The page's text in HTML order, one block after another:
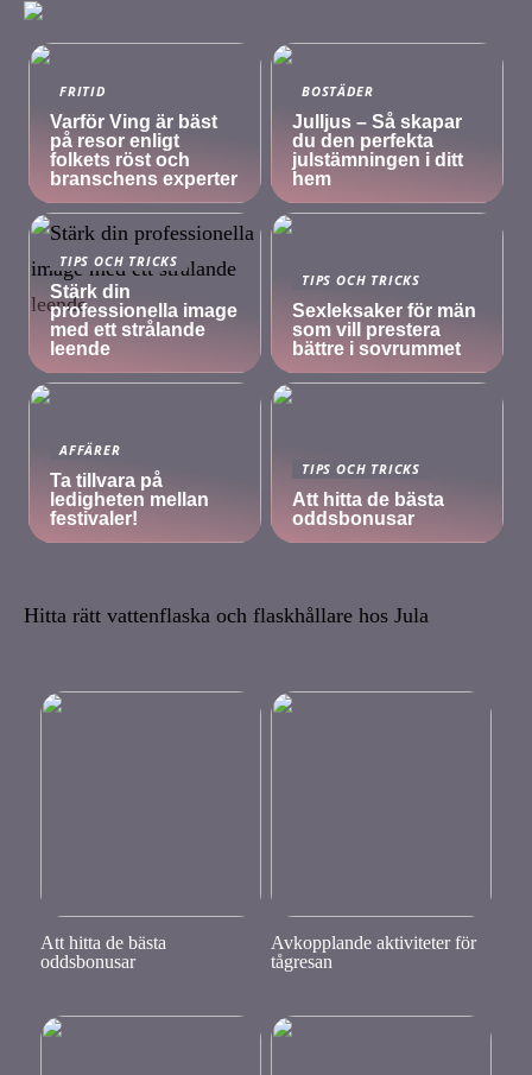
FRITID
Varför Ving är bäst
på resor enligt
folkets röst och
branschens experter
BOSTÄDER
Julljus – Så skapar
du den perfekta
julstämningen i ditt
hem
TIPS OCH TRICKS
Stärk din
professionella image
med ett strålande
leende
TIPS OCH TRICKS
Sexleksaker för män
som vill prestera
bättre i sovrummet
AFFÄRER
Ta tillvara på
ledigheten mellan
festivaler!
TIPS OCH TRICKS
Att hitta de bästa
oddsbonusar
Hitta rätt vattenflaska och flaskhållare hos Jula
Att hitta de bästa
oddsbonusar
Avkopplande aktiviteter för
tågresan